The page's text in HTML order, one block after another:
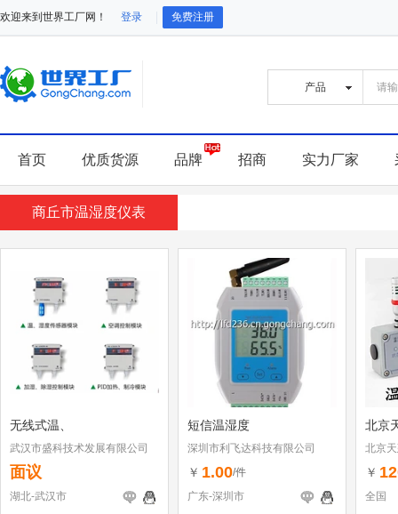
欢迎来到世界工厂网！ 登录 免费注册
首页 优质货源 品牌 招商 实力厂家
商丘市温湿度仪表
无线式温、
武汉市盛科技术发展有限公司
面议
湖北-武汉市
短信温湿度
深圳市利飞达科技有限公司
￥ 1.00/件
广东-深圳市
北京
北京
￥
全国